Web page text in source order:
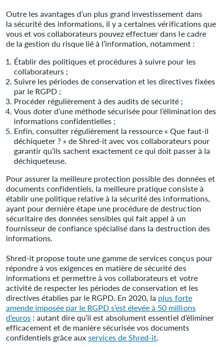
Outre les avantages d’un plus grand investissement dans
la sécurité des informations, il y a certaines vérifications que
vous et vos collaborateurs pouvez effectuer dans le cadre
de la gestion du risque lié à l’information, notamment :
Établir des politiques et procédures à suivre pour les
collaborateurs ;
Suivre les périodes de conservation et les directives fixées
par le RGPD ;
Procéder régulièrement à des audits de sécurité ;
Vous doter d’une méthode sécurisée pour l’élimination des
informations confidentielles ;
Enfin, consulter régulièrement la ressource « Que faut-il
déchiqueter ? » de Shred-it avec vos collaborateurs pour
garantir qu’ils sachent exactement ce qui doit passer à la
déchiqueteuse.
Pour assurer la meilleure protection possible des données et
documents confidentiels, la meilleure pratique consiste à
établir une politique relative à la sécurité des informations,
ayant pour dernière étape une procédure de destruction
sécuritaire des données sensibles qui fait appel à un
fournisseur de confiance spécialisé dans la destruction des
informations.
Shred-it propose toute une gamme de services conçus pour
répondre à vos exigences en matière de sécurité des
informations et permettre à vos collaborateurs et votre
activité de respecter les périodes de conservation et les
directives établies par le RGPD. En 2020, la plus forte
amende imposée par le RGPD s’est élevée à 50 millions
d’euros : autant dire qu’il est absolument essentiel d’éliminer
efficacement et de manière sécurisée vos documents
confidentiels grâce auxservices de Shred-it.